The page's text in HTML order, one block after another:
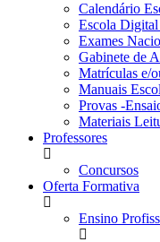
Calendário
Escola
Exames
Gabinete de
Matrículas e/
Manuais
Provas -
Materiais
Professores
Concursos
Oferta Formativa
Ensino